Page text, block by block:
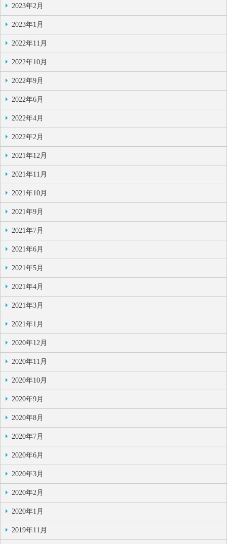
2023年2月
2023年1月
2022年11月
2022年10月
2022年9月
2022年6月
2022年4月
2022年2月
2021年12月
2021年11月
2021年10月
2021年9月
2021年7月
2021年6月
2021年5月
2021年4月
2021年3月
2021年1月
2020年12月
2020年11月
2020年10月
2020年9月
2020年8月
2020年7月
2020年6月
2020年3月
2020年2月
2020年1月
2019年11月